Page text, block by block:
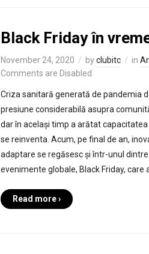
Black Friday în
November 24, 2020 byclubitc in
Comments are Disabled
Criza sanitară generată de pandemia
presiune considerabilă asupra
dar în același timp a arătat
se reinventa. Acum, pe final de an,
adaptare se regăsesc și într-unul
evenimente globale, Black Friday, care
Read more ›